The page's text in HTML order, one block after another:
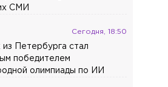
СМИ
Сегодня, 18:50
Петербурга стал
победителем
олимпиады по ИИ